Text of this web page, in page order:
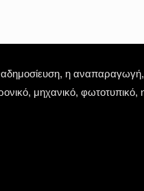
η αναπαραγωγή,
μηχανικό,